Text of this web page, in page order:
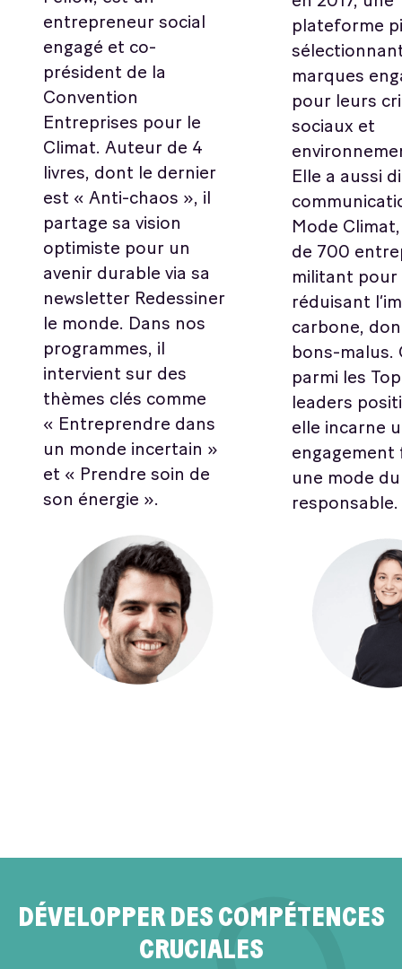
entrepreneur social
engagé et co-
président de la
Convention
Entreprises pour le
Climat. Auteur de 4
livres, dont le dernier
est « Anti-chaos », il
partage sa vision
optimiste pour un
avenir durable via sa
newsletter Redessiner
le monde. Dans nos
programmes, il
intervient sur des
thèmes clés comme
« Entreprendre dans
un monde incertain »
et « Prendre soin de
son énergie ».
plateforme
marques
pour leurs
sociaux et
Elle a aussi
Mode
de 700
militant pour
réduisant
carbone,
bons-malus.
parmi les
leaders
elle incarne
une mode
responsable.
DÉVELOPPER DES COMPÉTENCES
CRUCIALES